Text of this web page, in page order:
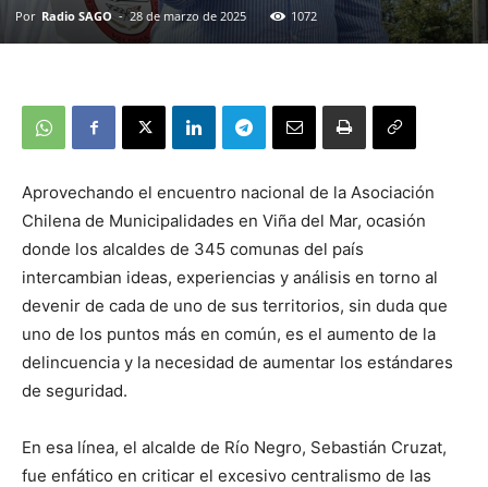
Por Radio SAGO - 28 de marzo de 2025 1072
Aprovechando el encuentro nacional de la Asociación
Chilena de Municipalidades en Viña del Mar, ocasión
donde los alcaldes de 345 comunas del país
intercambian ideas, experiencias y análisis en torno al
devenir de cada de uno de sus territorios, sin duda que
uno de los puntos más en común, es el aumento de la
delincuencia y la necesidad de aumentar los estándares
de seguridad.
En esa línea, el alcalde de Río Negro, Sebastián Cruzat,
fue enfático en criticar el excesivo centralismo de las